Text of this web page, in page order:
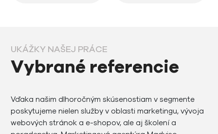
UKÁŽKY NAŠEJ PRÁCE
Vybrané referencie
Vďaka našim dlhoročným skúsenostiam v segmente
poskytujeme nielen služby v oblasti marketingu, vývoja
webových stránok a e-shopov, ale aj školení a